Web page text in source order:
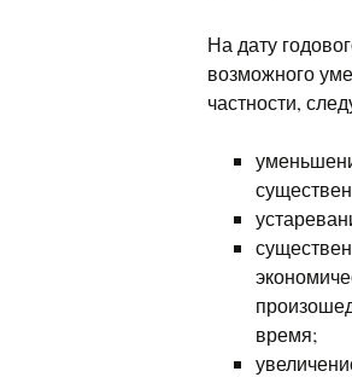
На дату
возможного
частности,
время;